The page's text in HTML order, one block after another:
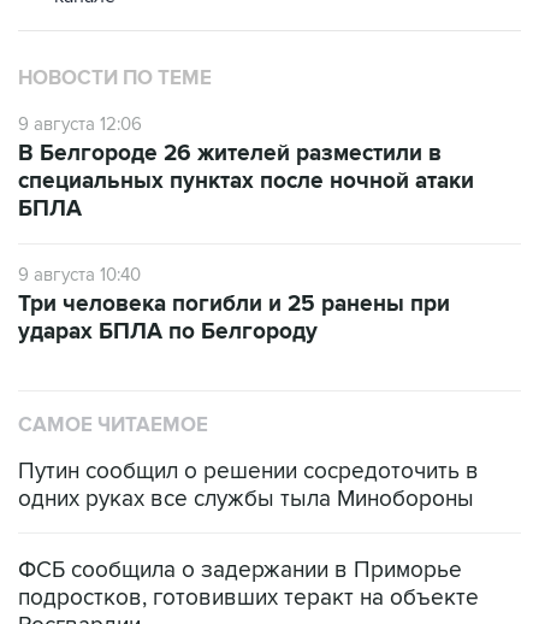
НОВОСТИ ПО ТЕМЕ
9 августа 12:06
специальных пунктах после ночной атаки
БПЛА
ударах БПЛА по Белгороду
Путин сообщил о решении сосредоточить в
ФСБ сообщила о задержании в Приморье
Росгвардии